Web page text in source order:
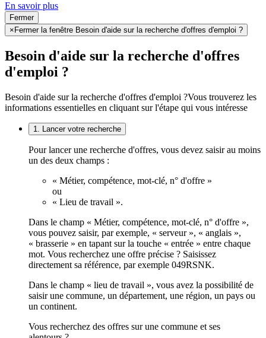
En savoir plus
Fermer
× Fermer la fenêtre Besoin d'aide sur la recherche d'offres d'emploi ?
Besoin d'aide sur la recherche d'offres
d'emploi ?
Besoin d'aide sur la recherche d'offres d'emploi ?Vous trouverez les
informations essentielles en cliquant sur l'étape qui vous intéresse
1. Lancer votre recherche
Pour lancer une recherche d'offres, vous devez saisir au moins
un des deux champs :
« Métier, compétence, mot-clé, n° d'offre »
ou
« Lieu de travail ».
Dans le champ « Métier, compétence, mot-clé, n° d'offre »,
vous pouvez saisir, par exemple, « serveur », « anglais »,
« brasserie » en tapant sur la touche « entrée » entre chaque
mot. Vous recherchez une offre précise ? Saisissez
directement sa référence, par exemple 049RSNK.
Dans le champ « lieu de travail », vous avez la possibilité de
saisir une commune, un département, une région, un pays ou
un continent.
Vous recherchez des offres sur une commune et ses